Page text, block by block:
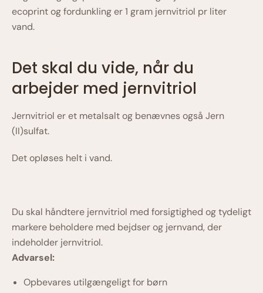
ecoprint og fordunkling er 1 gram jernvitriol pr liter
vand.
Det skal du vide, når du
arbejder med jernvitriol
Jernvitriol er et metalsalt og benævnes også Jern
(II)sulfat.
Det opløses helt i vand.
Du skal håndtere jernvitriol med forsigtighed og tydeligt
markere beholdere med bejdser og jernvand, der
indeholder jernvitriol.
Advarsel:
Opbevares utilgængeligt for børn